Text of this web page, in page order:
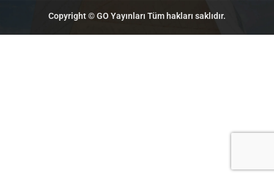
Copyright © GO Yayınları Tüm hakları saklıdır.